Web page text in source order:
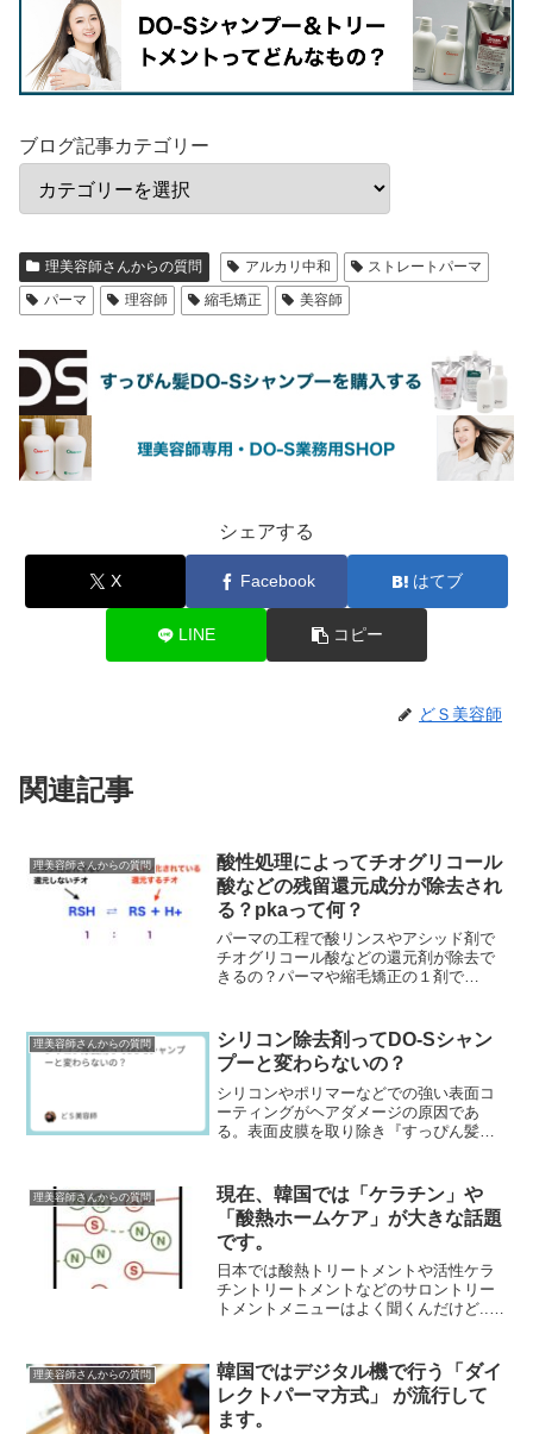
ブログ記事カテゴリー
理美容師さんからの質問 アルカリ中和
ストレートパーマ
パーマ
理容師 縮毛矯正 美容師
シェアする
X Facebook はてブ
LINE コピー
どＳ美容師
関連記事
理美容師さんからの質問
酸性処理によってチオグリコール
酸などの残留還元成分が除去され
る？pkaって何？
パーマの工程で酸リンスやアシッド剤で
チオグリコール酸などの還元剤が除去で
きるの？パーマや縮毛矯正の１剤で
ャンプー台で中間水洗...
理美容師さんからの質問
シリコン除去剤ってDO-Sシャン
プーと変わらないの？
シリコンやポリマーなどでの強い表面コ
ーティングがヘアダメージの原因であ
る。表面皮膜を取り除き『すっぴん髪』
言われ出したんです...
理美容師さんからの質問
現在、韓国では「ケラチン」や
「酸熱ホームケア」が大きな話題
です。
日本では酸熱トリートメントや活性ケラ
チントリートメントなどのサロントリー
トメントメニューはよく聞くんだけど...
ートメントではな...
理美容師さんからの質問
韓国ではデジタル機で行う「ダイ
レクトパーマ方式」 が流行して
ます。